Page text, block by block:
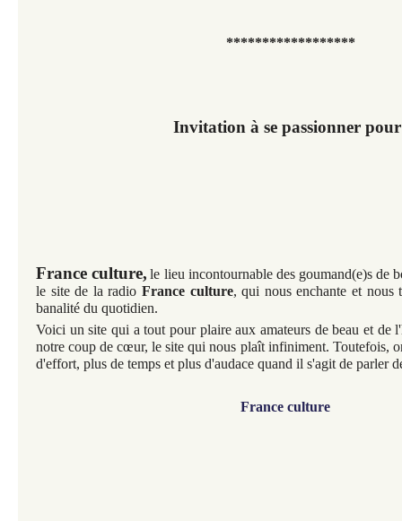
******************
Invitation à se passionner pour
France culture, le lieu incontournable des goumand(e)s de
le site de la radio France culture, qui nous enchante et nous
banalité du quotidien.
Voici un site qui a tout pour plaire aux amateurs de beau et de
notre coup de cœur, le site qui nous plaît infiniment. Toutefois,
d'effort, plus de temps et plus d'audace quand il s'agit de parler
France culture